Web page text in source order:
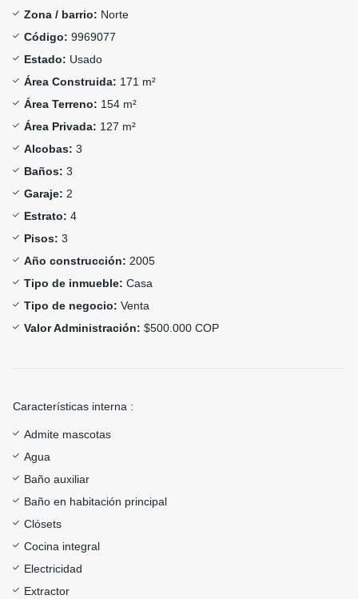
Zona / barrio: Norte
Código: 9969077
Estado: Usado
Área Construida: 171 m²
Área Terreno: 154 m²
Área Privada: 127 m²
Alcobas: 3
Baños: 3
Garaje: 2
Estrato: 4
Pisos: 3
Año construcción: 2005
Tipo de inmueble: Casa
Tipo de negocio: Venta
Valor Administración: $500.000 COP
Características interna :
Admite mascotas
Agua
Baño auxiliar
Baño en habitación principal
Clósets
Cocina integral
Electricidad
Extractor